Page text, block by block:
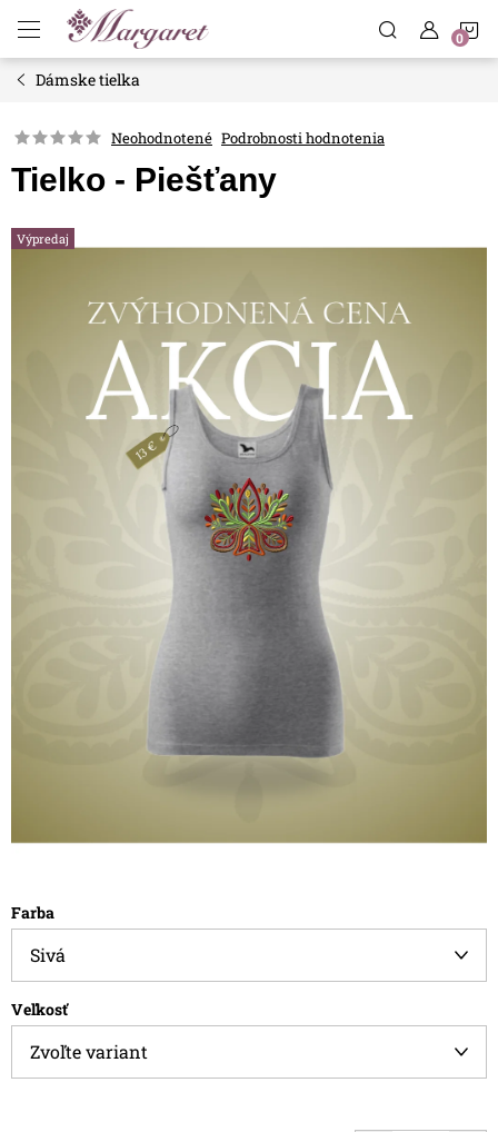
obsah
Dámske tielka
Neohodnotené Podrobnosti hodnotenia
Tielko - Piešťany
Výpredaj
Farba
Veľkosť